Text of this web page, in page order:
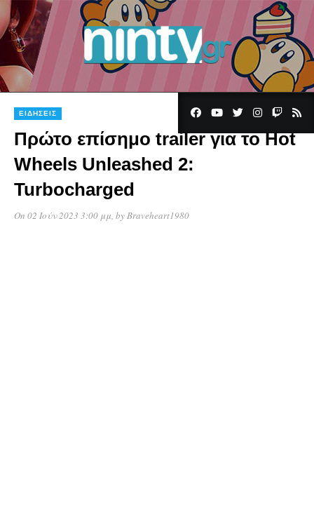
ΕΙΔΉΣΕΙΣ
Πρώτο επίσημο trailer για το Hot
Wheels Unleashed 2:
Turbocharged
On 02 Ιούν 2023 3:00 μμ, byBraveheart1980